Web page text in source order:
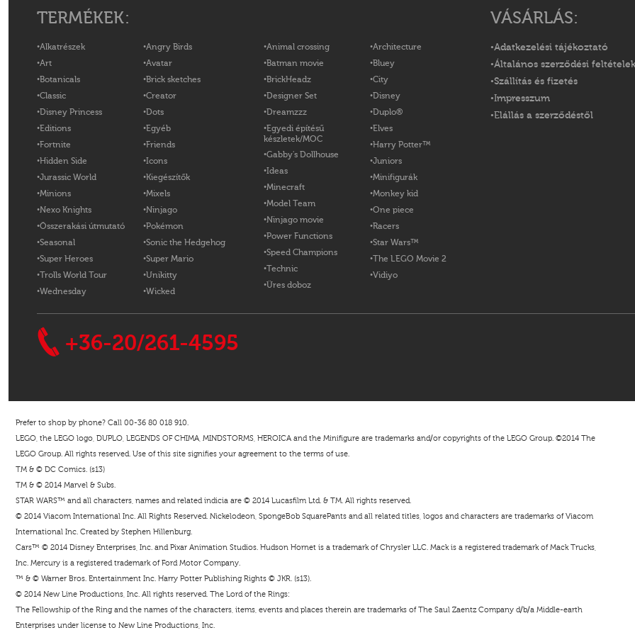
TERMÉKEK:
Alkatrészek
Art
Botanicals
Classic
Disney Princess
Editions
Fortnite
Hidden Side
Jurassic World
Minions
Nexo Knights
Összerakási útmutató
Seasonal
Super Heroes
Trolls World Tour
Wednesday
Angry Birds
Avatar
Brick sketches
Creator
Dots
Egyéb
Friends
Icons
Kiegészítők
Mixels
Ninjago
Pokémon
Sonic the Hedgehog
Super Mario
Unikitty
Wicked
Animal crossing
Batman movie
BrickHeadz
Designer Set
Dreamzzz
Egyedi építésű
készletek/MOC
Gabby's Dollhouse
Ideas
Minecraft
Model Team
Ninjago movie
Power Functions
Speed Champions
Technic
Üres doboz
Architecture
Bluey
City
Disney
Duplo®
Elves
Harry Potter™
Juniors
Minifigurák
Monkey kid
One piece
Racers
Star Wars™
The LEGO Movie 2
Vidiyo
VÁSÁRLÁS:
Adatkezelési tájékoztató
Általános szerződési feltételek
Szállítás és fizetés
Impresszum
Elállás a szerződéstől
+36-20/261-4595
Prefer to shop by phone? Call 00-36 80 018 910.
LEGO, the LEGO logo, DUPLO, LEGENDS OF CHIMA, MINDSTORMS, HEROICA and the Minifigure are trademarks and/or copyrights of the LEGO Group. ©2014 The
LEGO Group. All rights reserved. Use of this site signifies your agreement to the terms of use.
TM & © DC Comics. (s13)
TM & © 2014 Marvel & Subs.
STAR WARS™ and all characters, names and related indicia are © 2014 Lucasfilm Ltd. & TM. All rights reserved.
© 2014 Viacom International Inc. All Rights Reserved. Nickelodeon, SpongeBob SquarePants and all related titles, logos and characters are trademarks of Viacom
International Inc. Created by Stephen Hillenburg.
Cars™ © 2014 Disney Enterprises, Inc. and Pixar Animation Studios. Hudson Hornet is a trademark of Chrysler LLC. Mack is a registered trademark of Mack Trucks,
Inc. Mercury is a registered trademark of Ford Motor Company.
™ & © Warner Bros. Entertainment Inc. Harry Potter Publishing Rights © JKR. (s13).
© 2014 New Line Productions, Inc. All rights reserved. The Lord of the Rings:
The Fellowship of the Ring and the names of the characters, items, events and places therein are trademarks of The Saul Zaentz Company d/b/a Middle-earth
Enterprises under license to New Line Productions, Inc.